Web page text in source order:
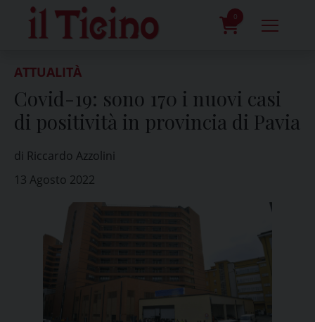
content
0
ATTUALITÀ
Covid-19: sono 170 i nuovi casi
di positività in provincia di Pavia
di Riccardo Azzolini
13 Agosto 2022